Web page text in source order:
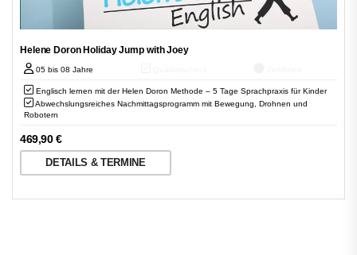
Helene Doron Holiday Jump with Joey
05 bis 08 Jahre
Englisch lernen mit der Helen Doron Methode – 5 Tage Sprachpraxis für Kinder
Abwechslungsreiches Nachmittagsprogramm mit Bewegung, Drohnen und
Robotern
469,90€
DETAILS & TERMINE